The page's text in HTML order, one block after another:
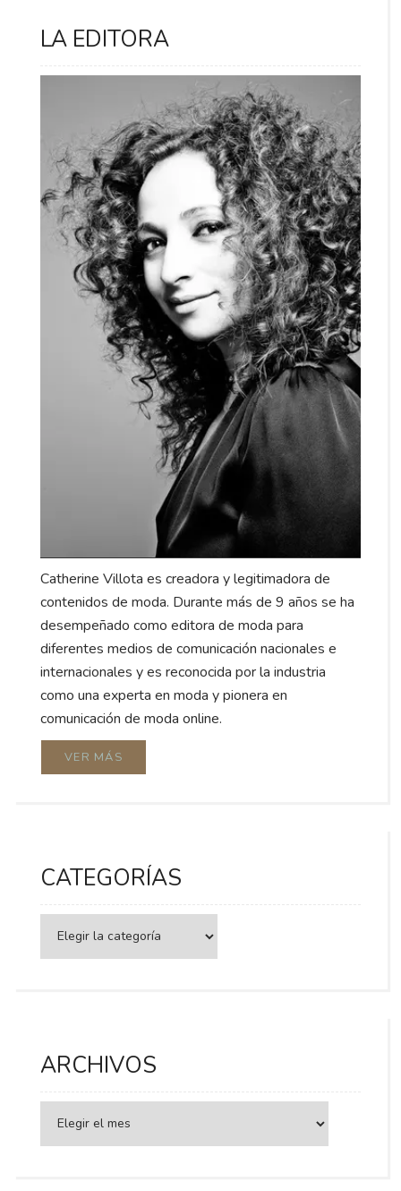
LA EDITORA
Catherine Villota es creadora y legitimadora de
contenidos de moda. Durante más de 9 años se ha
desempeñado como editora de moda para
diferentes medios de comunicación nacionales e
internacionales y es reconocida por la industria
como una experta en moda y pionera en
comunicación de moda online.
VER MÁS
CATEGORÍAS
ARCHIVOS